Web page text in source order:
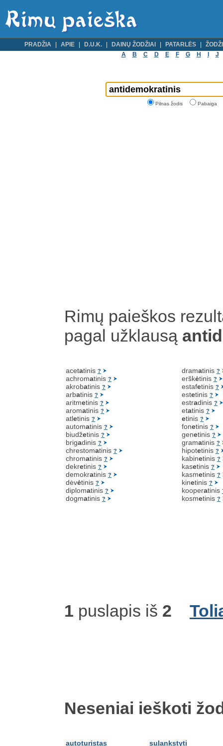
PRADŽIA APIE D.U.K. DAINŲ ŽODŽIAI PATARLĖS
A
B C D E F G H J
Pilnas žodis Pabaiga
Rimų paieškos
pagal užklausą
acetatinis ?
achromatinis ?
akrobatinis ?
arbatinis ?
aritmetinis ?
aromatinis ?
atletinis ?
automatinis ?
biudžetinis ?
brigadinis ?
chrestomatinis ?
chromatinis ?
dekretinis ?
demokratinis ?
dėvėtinis ?
diplomatinis ?
dogmatinis ?
dramatinis ?
erškėtinis ?
estafetinis ?
estetinis ?
estradinis ?
etatinis ?
etinis ?
fonetinis ?
genetinis ?
gramatinis ?
hipotetinis ?
kabinetinis ?
kasetinis ?
kasmetinis ?
kinetinis ?
kooperatinis
kosmetinis ?
1 puslapis iš 2
Neseniai ieškoti
autoturistas
sulankstyti